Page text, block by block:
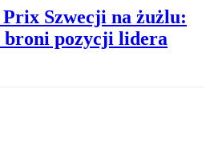
Szwecji na żużlu:
broni pozycji lidera